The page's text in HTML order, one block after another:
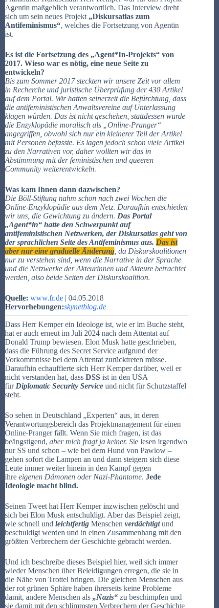
Agentin maßgeblich verantwortlich. Das Interview dreht
sich um sein neues Projekt „Diskursatlas zum
Antifeminismus“, welches die Fortsetzung von Agentin
ist.
Es ist die Fortsetzung des „Agent*In-Projekts“ von
2017. Wieso war es nötig, eine neue Seite zu
entwickeln?
Bis zum Sommer 2017 steckten wir unsere Zeit vor allem
in Recherche und juristische Überprüfung der 430 Artikel
auf dem Portal. Wir hatten seinerzeit die Befürchtung, dass
die antifeministischen Anwaltsvereine auf Unterlassung
klagen würden. Das ist nicht geschehen, stattdessen wurde
die Enzyklopädie moralisch als „Online-Pranger“
angegriffen, obwohl sich nur ein kleinerer Teil der Artikel
mit Personen befasste. Es lagen jedoch schon viele Artikel
zu den Narrativen vor, daher wollten wir das in
Abstimmung mit der feministischen und queeren
Community weiterentwickeln.
Was kam Ihnen dann dazwischen?
Die Böll-Stiftung nahm schon nach zwei Wochen die
Online-Enzyklopädie aus dem Netz. Daraufhin entschieden
wir uns, die Gewichtung zu ändern. Das Portal
„Agent*in“ hatte den Schwerpunkt auf
antifeministischen Netzwerken, der Diskursatlas geht von
der sprachlichen Seite des Antifeminismus aus. Das ist
aber nur eine graduelle Änderung , da Diskurskoalitionen
nur zu verstehen sind, wenn die Narrative in der Sprache
und die Netzwerke der Akteurinnen und Akteure betrachtet
werden, also beide Seiten der Diskurskoalition.
Quelle: www.fr.de | 04.05.2018
Hervorhebungen:skynetblog.de
Dass Herr Kemper ein Ideologe ist, wie er im Buche steht,
hat er auch erneut im Juli 2024 nach dem Attentat auf
Donald Trump bewiesen. Elon Musk hatte geschrieben,
dass die Führung des Secret Service aufgrund der
Vorkommnisse bei dem Attentat zurücktreten müsse.
Daraufhin echauffierte sich Herr Kemper darüber, weil er
nicht verstanden hat, dass DSS ist in den USA
für Diplomatic Security Service und nicht für Schutzstaffel
steht.
So sehen in Deutschland „Experten“ aus, in deren
Verantwortungsbereich das Projektmanagement für einen
Online-Pranger fällt. Wenn Sie mich fragen, ist das
beängstigend, aber mich fragt ja keiner. Sie lesen irgendwo
nur SS und schon – wie bei dem Hund von Pawlow –
gehen sofort die Lampen an und dann steigern sich diese
Leute immer weiter hinein in den Kampf gegen
ihre eigenen Dämonen oder Nazi-Phantome. Jede
Ideologie macht blind.
Seinen Tweet hat Herr Kemper inzwischen gelöscht und
sich bei Elon Musk entschuldigt. Aber das Beispiel zeigt,
wie schnell und leichtfertig Menschen verdächtigtund
beschuldigt werden und in einen Zusammenhang mit den
größten Verbrechern der Geschichte gebracht werden.
Und ich beschreibe dieses Beispiel hier, weil sich immer
wieder Menschen über Beleidigungen erregen, die sie in
die Nähe von Trottel bringen. Die gleichen Menschen aus
der rot grünen Sphäre haben ihrerseits keine Probleme
damit, andere Menschen als „Nazis“ zu beschimpfen und
sie damit mit den schlimmsten Verbrechern der Geschichte